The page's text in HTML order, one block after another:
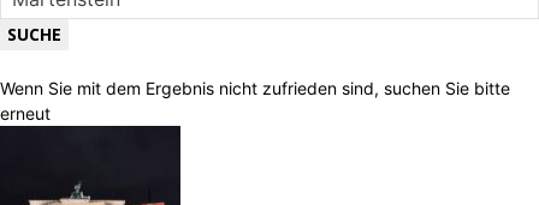
Wenn Sie mit dem Ergebnis nicht zufrieden sind, suchen Sie bitte
erneut